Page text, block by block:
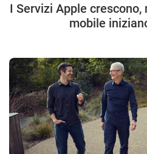
I Servizi Apple crescono,
mobile